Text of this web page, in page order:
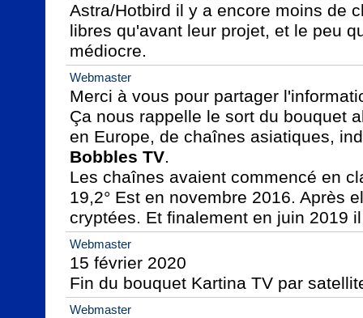
Astra/Hotbird il y a encore moins de
libres qu'avant leur projet, et le peu
médiocre.
Webmaster
Merci à vous pour partager
Ça nous rappelle le sort du bouquet
Bobbles TV.
Les chaînes avaient commencé en
19,2° Est en novembre 2016. Après
cryptées. Et finalement en juin 2019
Webmaster
15 février 2020
Fin du bouquet Kartina TV par
Webmaster